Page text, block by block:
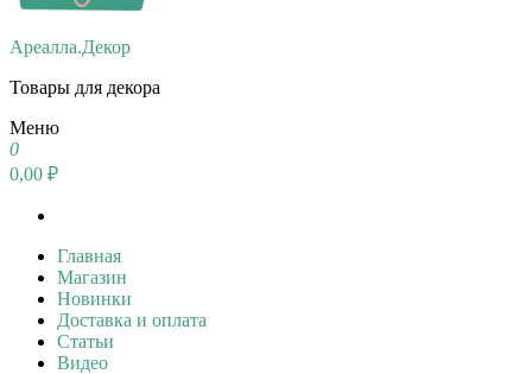
Ареалла.Декор
Товары для декора
Меню
0
0,00 ₽
Главная
Магазин
Новинки
Доставка и оплата
Статьи
Видео